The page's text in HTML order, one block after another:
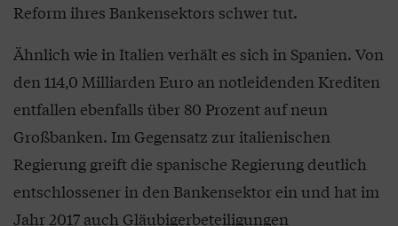
Reform ihres Bankensektors schwer tut.
Ähnlich wie in Italien verhält es sich in Spanien. Von
den 114,0 Milliarden Euro an notleidenden Krediten
entfallen ebenfalls über 80 Prozent auf neun
Großbanken. Im Gegensatz zur italienischen
Regierung greift die spanische Regierung deutlich
entschlossener in den Bankensektor ein und hat im
Jahr 2017 auch Gläubigerbeteiligungen